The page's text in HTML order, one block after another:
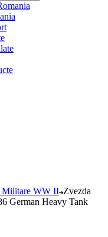
Militare WW II Zvezda
German Heavy Tank